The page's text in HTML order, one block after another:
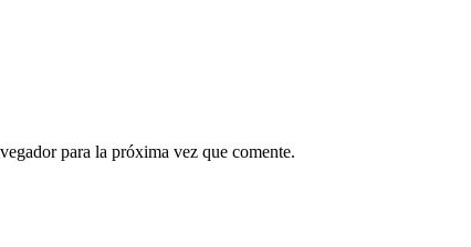
para la próxima vez que comente.